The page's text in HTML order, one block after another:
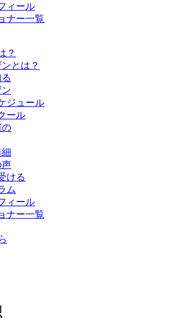
ィール
ナー一覧
？
とは？
ジュール
ール
の
声
ける
ム
ィール
ナー一覧